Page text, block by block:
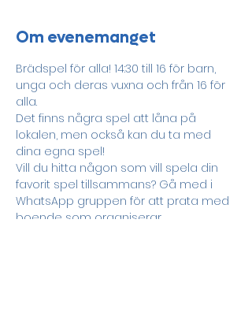
Om evenemanget
Brädspel för alla! 14:30 till 16 för barn,
unga och deras vuxna och från 16 för
alla.
Det finns några spel att låna på
lokalen, men också kan du ta med
dina egna spel!
Vill du hitta någon som vill spela din
favorit spel tillsammans? Gå med i
WhatsApp gruppen för att prata med
boende som organiserar